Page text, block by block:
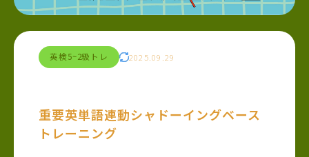
2025.09.29
英検5~2級トレ
重要英単語連動シャドーイングベース
トレーニング